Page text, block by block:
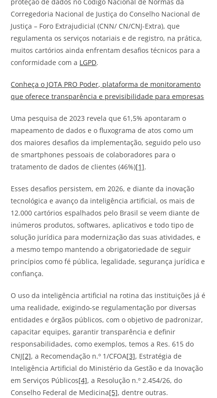
Corregedoria Nacional de Justiça do Conselho Nacional de
Justiça – Foro Extrajudicial (CNN/ CN/CNJ-Extra), que
regulamenta os serviços notariais e de registro, na prática,
muitos cartórios ainda enfrentam desafios técnicos para a
conformidade com a LGPD.
Conheça o JOTA PRO Poder, plataforma de monitoramento
que oferece transparência e previsibilidade para empresas
Uma pesquisa de 2023 revela que 61,5% apontaram o
mapeamento de dados e o fluxograma de atos como um
dos maiores desafios da implementação, seguido pelo uso
de smartphones pessoais de colaboradores para o
tratamento de dados de clientes (46%)[1].
Esses desafios persistem, em 2026, e diante da inovação
tecnológica e avanço da inteligência artificial, os mais de
12.000 cartórios espalhados pelo Brasil se veem diante de
inúmeros produtos, softwares, aplicativos e todo tipo de
solução jurídica para modernização das suas atividades, e
a mesmo tempo mantendo a obrigatoriedade de seguir
princípios como fé pública, legalidade, segurança jurídica e
confiança.
O uso da inteligência artificial na rotina das instituições já é
uma realidade, exigindo-se regulamentação por diversas
entidades e órgãos públicos, com o objetivo de padronizar,
capacitar equipes, garantir transparência e definir
responsabilidades, como exemplos, temos a Res. 615 do
CNJ[2], a Recomendação n.º 1/CFOA[3], Estratégia de
Inteligência Artificial do Ministério da Gestão e da Inovação
em Serviços Públicos[4], a Resolução n.º 2.454/26, do
Conselho Federal de Medicina[5], dentre outras.